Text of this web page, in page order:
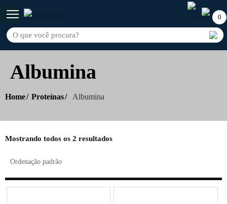
0
Albumina
Home Proteínas Albumina
Mostrando todos os 2 resultados